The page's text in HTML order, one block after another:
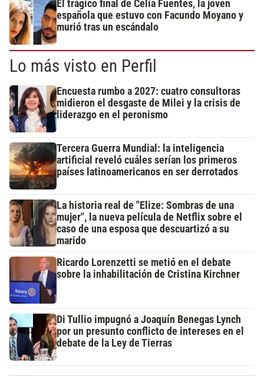
El trágico final de Celia Fuentes, la joven
española que estuvo con Facundo Moyano y
murió tras un escándalo
Lo más visto en Perfil
Encuesta rumbo a 2027: cuatro consultoras
midieron el desgaste de Milei y la crisis de
liderazgo en el peronismo
Tercera Guerra Mundial: la inteligencia
artificial reveló cuáles serían los primeros
países latinoamericanos en ser derrotados
La historia real de "Elize: Sombras de una
mujer", la nueva película de Netflix sobre el
caso de una esposa que descuartizó a su
marido
Ricardo Lorenzetti se metió en el debate
sobre la inhabilitación de Cristina Kirchner
Di Tullio impugnó a Joaquín Benegas Lynch
por un presunto conflicto de intereses en el
debate de la Ley de Tierras